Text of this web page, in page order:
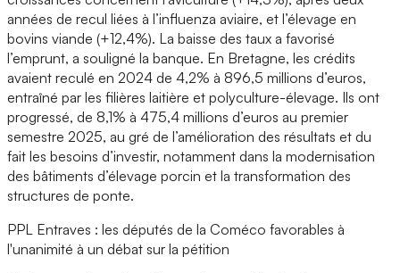
années de recul liées à l’influenza aviaire, et l’élevage en
bovins viande (+12,4%). La baisse des taux a favorisé
l’emprunt, a souligné la banque. En Bretagne, les crédits
avaient reculé en 2024 de 4,2% à 896,5 millions d’euros,
entraîné par les filières laitière et polyculture-élevage. Ils ont
progressé, de 8,1% à 475,4 millions d’euros au premier
semestre 2025, au gré de l’amélioration des résultats et du
fait les besoins d’investir, notamment dans la modernisation
des bâtiments d’élevage porcin et la transformation des
structures de ponte.
PPL Entraves : les députés de la Coméco favorables à
l'unanimité à un débat sur la pétition